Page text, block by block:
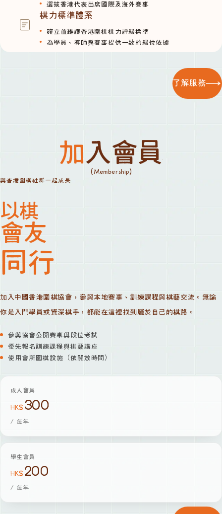
選拔香港代表出席國際及海外賽事
棋力標準體系
確立並維護香港圍棋棋力評級標準
為學員、導師與賽事提供一致的級位依據
了解服務
加入會員
(Membership)
與香港圍棋社群一起成長
以棋
會友
同行
加入中國香港圍棋協會，參與本地賽事、訓練課程與棋藝交流。無論
你是入門學員或資深棋手，都能在這裡找到屬於自己的棋路。
參與協會公開賽事與段位考試
優先報名訓練課程與棋藝講座
使用會所圍棋設施（依開放時間）
成人會員
HK$ 300
/ 每年
學生會員
HK$ 200
/ 每年